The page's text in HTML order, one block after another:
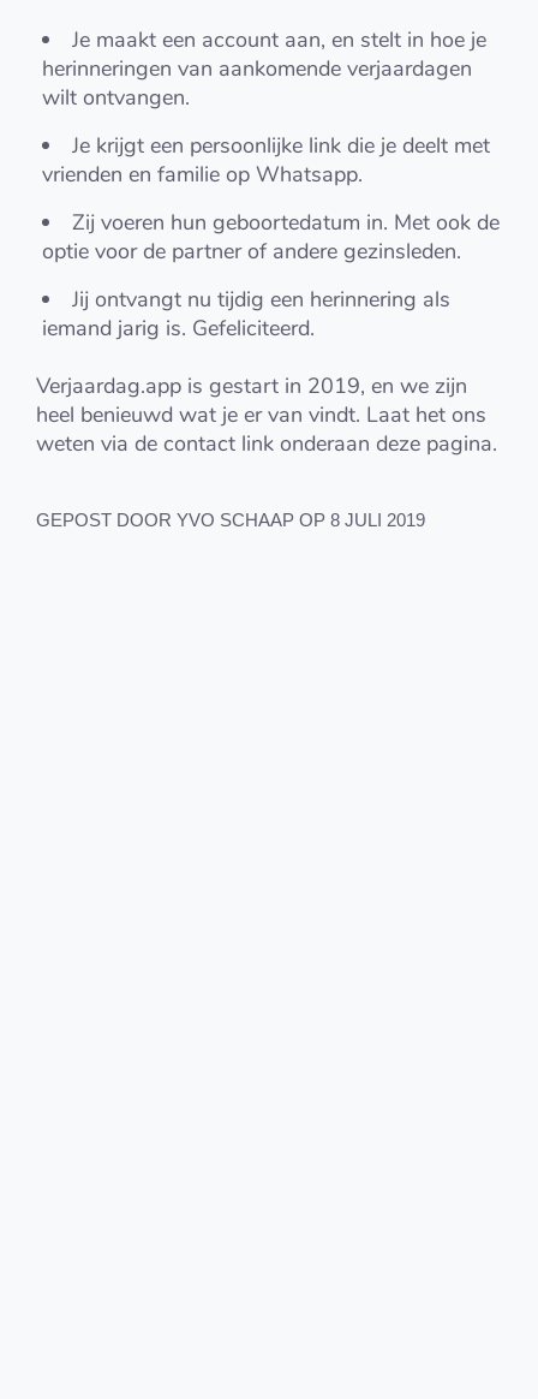
Je maakt een account aan, en stelt in hoe je
herinneringen van aankomende verjaardagen
wilt ontvangen.
Je krijgt een persoonlijke link die je deelt met
vrienden en familie op Whatsapp.
Zij voeren hun geboortedatum in. Met ook de
optie voor de partner of andere gezinsleden.
Jij ontvangt nu tijdig een herinnering als
iemand jarig is. Gefeliciteerd.
Verjaardag.app is gestart in 2019, en we zijn
heel benieuwd wat je er van vindt. Laat het ons
weten via de contact link onderaan deze pagina.
GEPOST DOOR YVO SCHAAP OP 8 JULI 2019